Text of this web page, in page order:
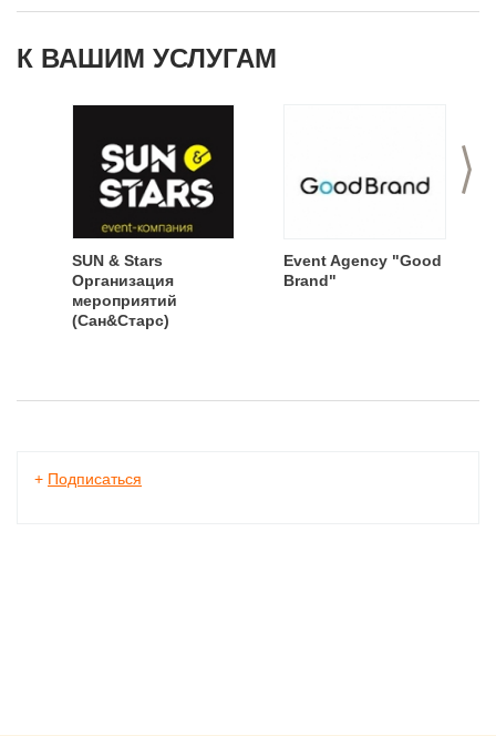
К ВАШИМ УСЛУГАМ
>
SUN & Stars
Организация
мероприятий
(Сан&Старс)
Event Agency "Good
Brand"
+ Подписаться